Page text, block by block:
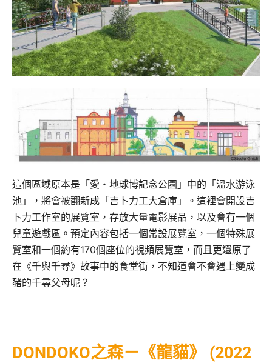
這個區域原本是「愛・地球博記念公園」中的「溫水游泳
池」，將會被翻新成「吉卜力工大倉庫」。這裡會開設吉
卜力工作室的展覽室，存放大量電影展品，以及會有一個
兒童遊戲區。預定內容包括一個常設展覽室，一個特殊展
覽室和一個約有170個座位的視頻展覽室，而且更還原了
在《千與千尋》故事中的食堂街，不知道會不會遇上變成
豬的千尋父母呢？
DONDOKO之森－《龍貓》 (2022